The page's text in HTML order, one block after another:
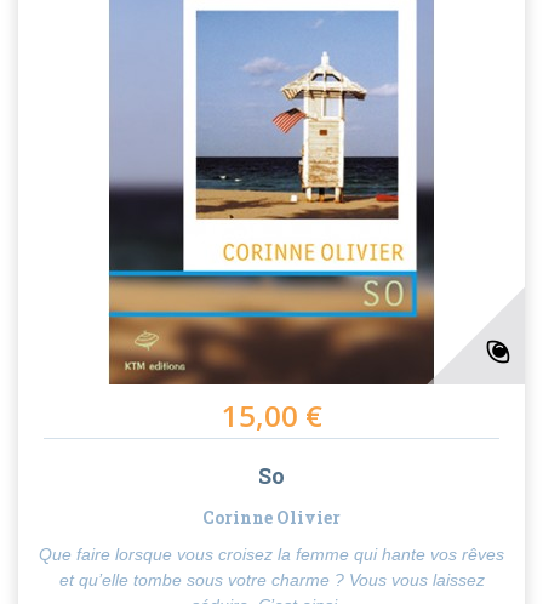
15,00 €
So
Corinne Olivier
Que faire lorsque vous croisez la femme qui hante vos rêves
et qu’elle tombe sous votre charme ? Vous vous laissez